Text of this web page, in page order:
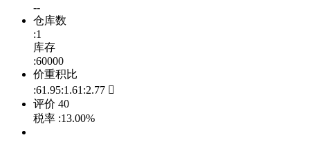
--
仓库数
:1
库存
:60000
价重积比
:61.95:1.61:2.77 
评价 40
税率 :13.00%